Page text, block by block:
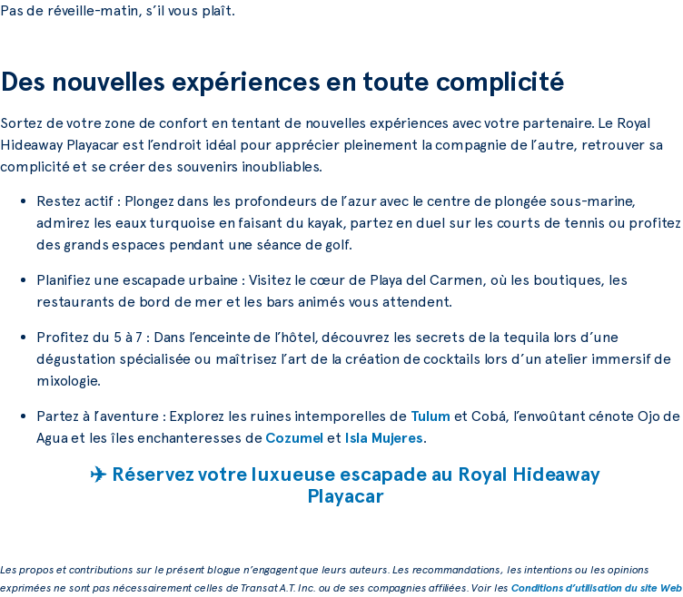
Pas de réveille-matin, s’il vous plaît.
Des nouvelles expériences en toute complicité
Sortez de votre zone de confort en tentant de nouvelles expériences avec votre partenaire. Le Royal
Hideaway Playacar est l’endroit idéal pour apprécier pleinement la compagnie de l’autre, retrouver sa
complicité et se créer des souvenirs inoubliables.
Restez actif : Plongez dans les profondeurs de l’azur avec le centre de plongée sous-marine,
admirez les eaux turquoise en faisant du kayak, partez en duel sur les courts de tennis ou profitez
des grands espaces pendant une séance de golf.
Planifiez une escapade urbaine : Visitez le cœur de Playa del Carmen, où les boutiques, les
restaurants de bord de mer et les bars animés vous attendent.
Profitez du 5 à 7 : Dans l’enceinte de l’hôtel, découvrez les secrets de la tequila lors d’une
dégustation spécialisée ou maîtrisez l’art de la création de cocktails lors d’un atelier immersif de
mixologie.
Partez à l’aventure : Explorez les ruines intemporelles de Tulum et Cobá, l’envoûtant cénote Ojo de
Agua et les îles enchanteresses de Cozumel et Isla Mujeres.
✈️ Réservez votre luxueuse escapade au Royal Hideaway
Playacar
Les propos et contributions sur le présent blogue n’engagent que leurs auteurs. Les recommandations, les intentions ou les opinions
exprimées ne sont pas nécessairement celles de Transat A.T. Inc. ou de ses compagnies affiliées. Voir lesConditions d’utilisation du site Web